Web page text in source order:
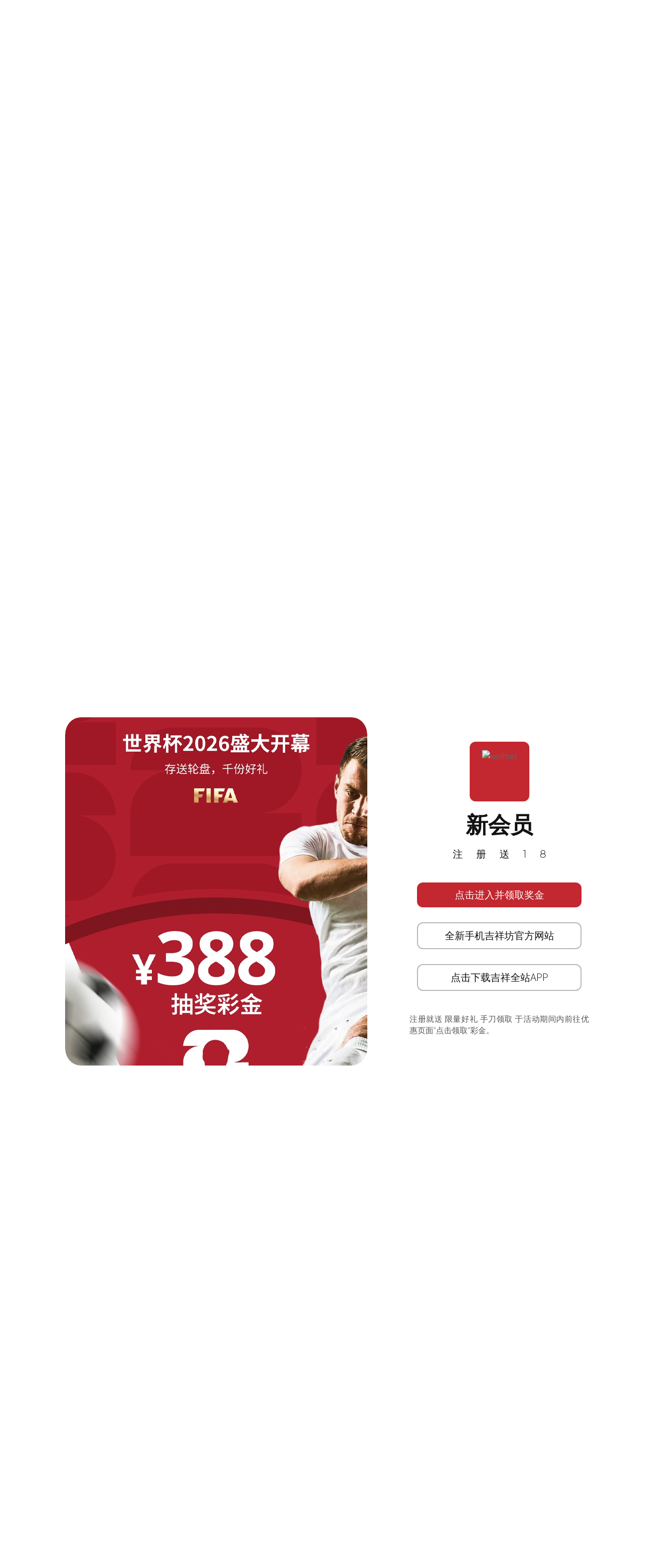
新会员
注册送18
点击进入并领取奖金
全新手机吉祥坊官方网站
点击下载吉祥全站APP
注册就送 限量好礼 手刀领取 于活动期间内前往优
惠页面”点击领取”彩金。